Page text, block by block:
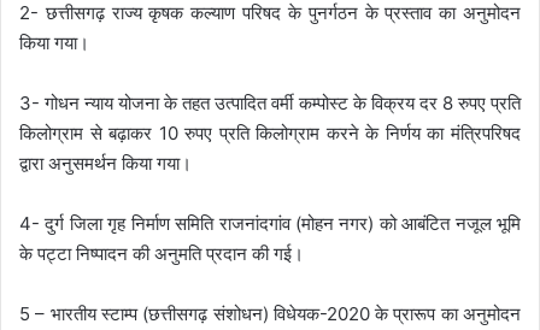
2- छत्तीसगढ़ राज्य कृषक कल्याण परिषद के पुनर्गठन के प्रस्ताव का अनुमोदन
किया गया।
3- गोधन न्याय योजना के तहत उत्पादित वर्मी कम्पोस्ट के विक्रय दर 8 रुपए प्रति
किलोग्राम से बढ़ाकर 10 रुपए प्रति किलोग्राम करने के निर्णय का मंत्रिपरिषद
द्वारा अनुसमर्थन किया गया।
4- दुर्ग जिला गृह निर्माण समिति राजनांदगांव (मोहन नगर) को आबंटित नजूल भूमि
के पट्टा निष्पादन की अनुमति प्रदान की गई।
5 – भारतीय स्टाम्प (छत्तीसगढ़ संशोधन) विधेयक-2020 के प्रारूप का अनुमोदन